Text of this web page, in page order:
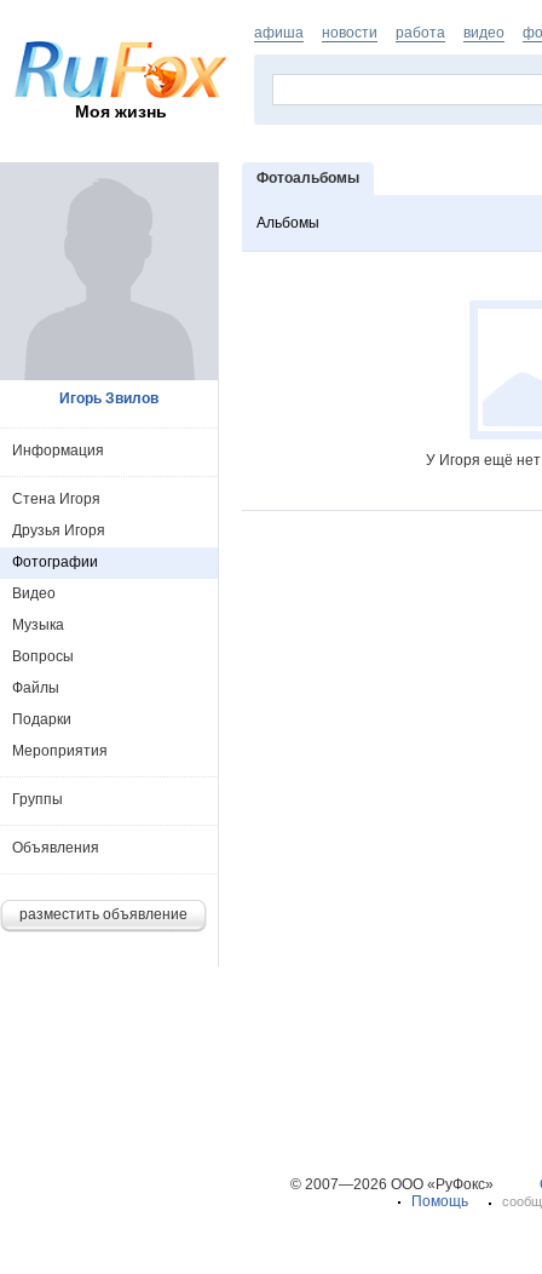
Моя жизнь
афиша новости работа видео
Фотоальбомы
Альбомы
У Игоря ещё
Игорь Звилов
Информация
Стена Игоря
Друзья Игоря
Фотографии
Видео
Музыка
Вопросы
Файлы
Подарки
Мероприятия
Группы
Объявления
разместить объявление
© 2007—2026 ООО «РуФокс»
Помощь